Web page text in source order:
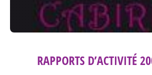
RAPPORTS D’ACTIVITÉ